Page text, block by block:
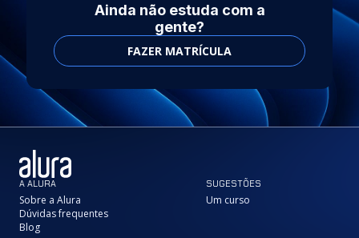
Ainda não estuda com a
gente?
FAZER MATRÍCULA
A ALURA
Sobre a Alura
Dúvidas frequentes
Blog
SUGESTÕES
Um curso